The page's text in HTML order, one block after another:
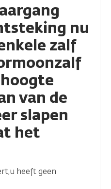
nu
zalf
van de
slapen
het
heeft geen